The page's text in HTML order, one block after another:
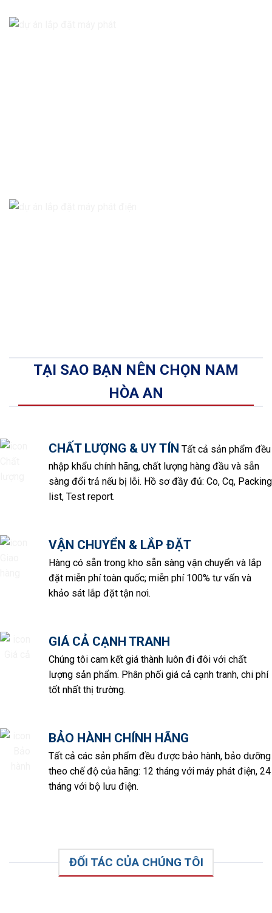
TẠI SAO BẠN NÊN CHỌN NAM
HÒA AN
CHẤT LƯỢNG & UY TÍN Tất cả sản phẩm đều
nhập khẩu chính hãng, chất lượng hàng đầu và sẵn
sàng đổi trả nếu bị lỗi. Hồ sơ đầy đủ: Co, Cq, Packing
list, Test report.
VẬN CHUYỂN & LẮP ĐẶT
Hàng có sẵn trong kho sẵn sàng vận chuyển và lắp
đặt miễn phí toàn quốc; miễn phí 100% tư vấn và
khảo sát lắp đặt tận nơi.
GIÁ CẢ CẠNH TRANH
Chúng tôi cam kết giá thành luôn đi đôi với chất
lượng sản phẩm. Phân phối giá cả cạnh tranh, chi phí
tốt nhất thị trường.
BẢO HÀNH CHÍNH HÃNG
Tất cả các sản phẩm đều được bảo hành, bảo dưỡng
theo chế độ của hãng: 12 tháng với máy phát điện, 24
tháng với bộ lưu điện.
ĐỐI TÁC CỦA CHÚNG TÔI